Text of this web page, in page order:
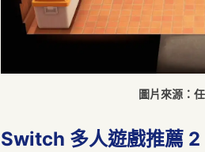
圖片來源：
Switch 多人遊戲推薦 2